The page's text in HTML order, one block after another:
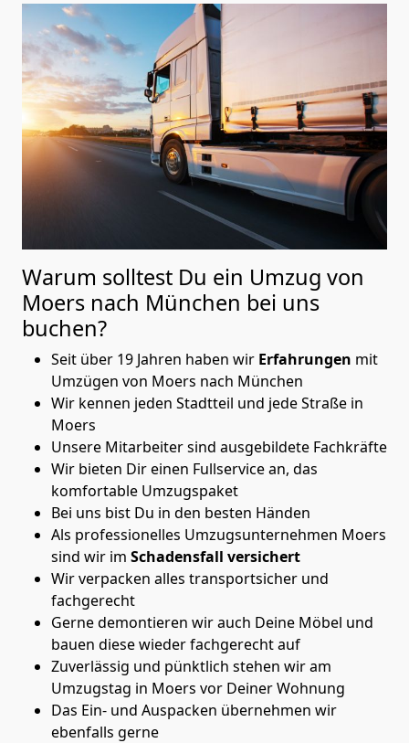
Warum solltest Du ein Umzug von
Moers nach München bei uns
buchen?
Seit über 19 Jahren haben wir Erfahrungen mit
Umzügen von Moers nach München
Wir kennen jeden Stadtteil und jede Straße in
Moers
Unsere Mitarbeiter sind ausgebildete Fachkräfte
Wir bieten Dir einen Fullservice an, das
komfortable Umzugspaket
Bei uns bist Du in den besten Händen
Als professionelles Umzugsunternehmen Moers
sind wir im Schadensfall versichert
Wir verpacken alles transportsicher und
fachgerecht
Gerne demontieren wir auch Deine Möbel und
bauen diese wieder fachgerecht auf
Zuverlässig und pünktlich stehen wir am
Umzugstag in Moers vor Deiner Wohnung
Das Ein- und Auspacken übernehmen wir
ebenfalls gerne